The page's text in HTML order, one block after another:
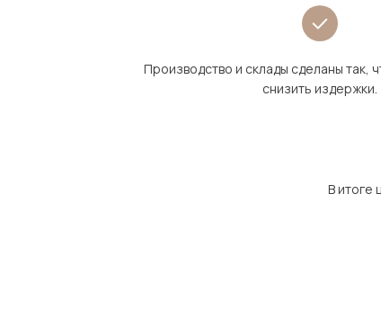
Производство и склады сделаны так,
снизить издержки.
В итоге